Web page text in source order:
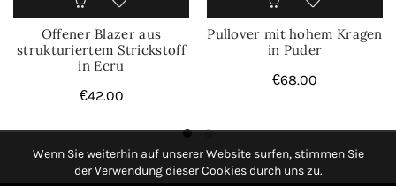
Offener Blazer aus
strukturiertem Strickstoff
in Ecru
€42.00
Pullover mit hohem Kragen
in Puder
€68.00
Wenn Sie weiterhin auf unserer Website surfen, stimmen Sie
der Verwendung dieser Cookies durch uns zu.